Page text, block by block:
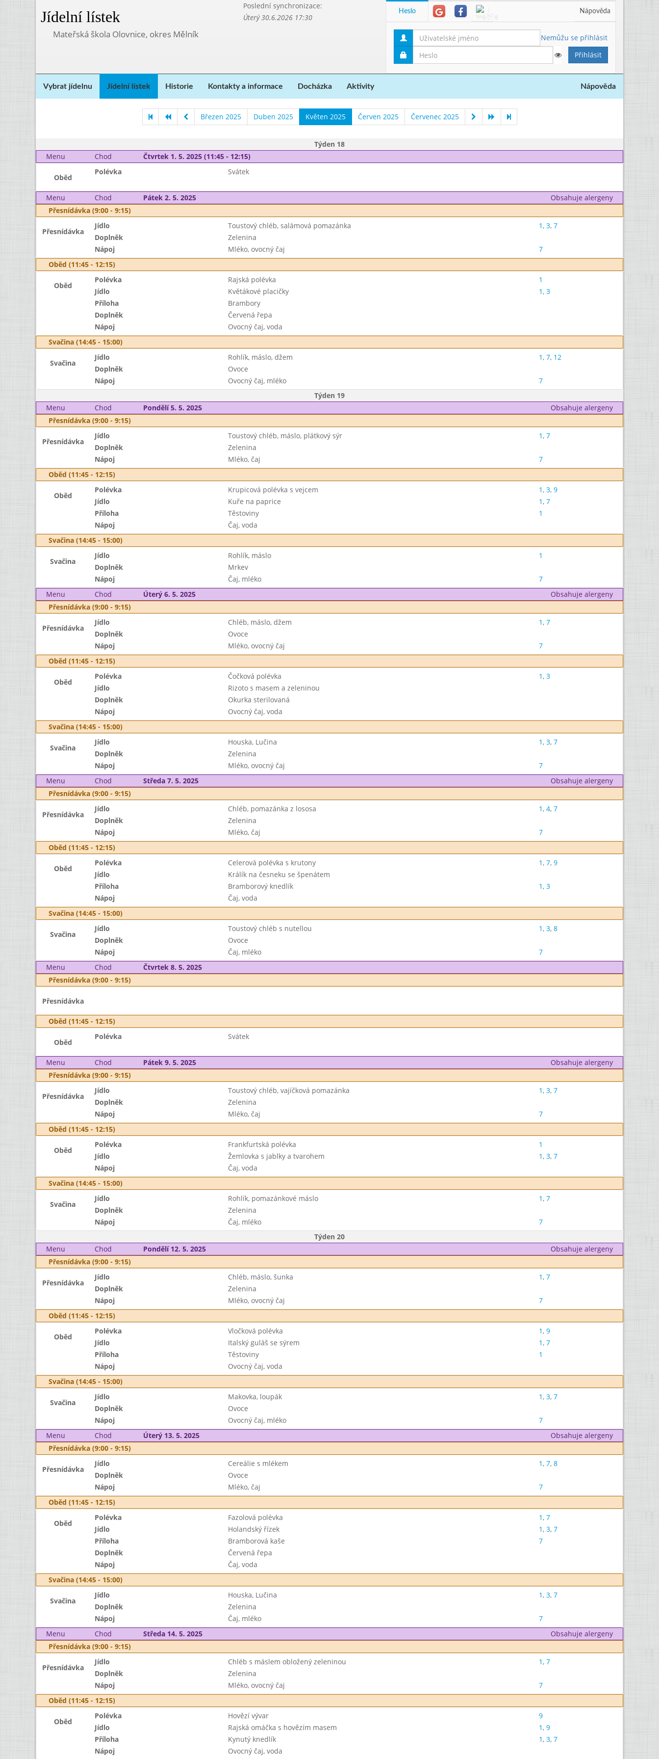
Jídelní lístek
Poslední synchronizace:
Úterý 30.6.2026 17:30
Mateřská škola Olovnice, okres Mělník
Heslo Nápověda
Nemůžu se přihlásit
Vybrat jídelnu Jídelní lístek Historie Kontakty a informace Docházka Aktivity Nápověda
Březen 2025 Duben 2025 Květen 2025 Červen 2025 Červenec 2025
Týden 18
Menu
Chod Čtvrtek 1. 5. 2025 (11:45 - 12:15)
Oběd
Polévka Svátek
Menu Chod Pátek 2. 5. 2025
Obsahuje alergeny
Přesnídávka (9:00 - 9:15)
Přesnídávka
Jídlo Toustový chléb, salámová pomazánka 1, 3, 7
Doplněk
Zelenina
Nápoj
Mléko, ovocný čaj
7
Oběd (11:45 - 12:15)
Oběd
Polévka Rajská polévka
1
Jídlo
Květákové placičky 1, 3
Příloha
Brambory
Doplněk
Červená řepa
Nápoj
Ovocný čaj, voda
Svačina (14:45 - 15:00)
Svačina
Jídlo Rohlík, máslo, džem 1, 7, 12
Doplněk
Ovoce
Nápoj
Ovocný čaj, mléko
7
Týden 19
Menu
Chod Pondělí 5. 5. 2025
Obsahuje alergeny
Přesnídávka (9:00 - 9:15)
Přesnídávka
Jídlo Toustový chléb, máslo, plátkový sýr 1, 7
Doplněk
Zelenina
Nápoj
Mléko, čaj
7
Oběd (11:45 - 12:15)
Oběd
Polévka Krupicová polévka s vejcem 1, 3, 9
Jídlo
Kuře na paprice 1, 7
Příloha
Těstoviny
1
Nápoj
Čaj, voda
Svačina (14:45 - 15:00)
Svačina
Jídlo Rohlík, máslo
1
Doplněk
Mrkev
Nápoj
Čaj, mléko
7
Menu
Chod Úterý 6. 5. 2025
Obsahuje alergeny
Přesnídávka (9:00 - 9:15)
Přesnídávka
Jídlo Chléb, máslo, džem 1, 7
Doplněk
Ovoce
Nápoj
Mléko, ovocný čaj
7
Oběd (11:45 - 12:15)
Oběd
Polévka Čočková polévka 1, 3
Jídlo
Rizoto s masem a zeleninou
Doplněk
Okurka sterilovaná
Nápoj
Ovocný čaj, voda
Svačina (14:45 - 15:00)
Svačina
Jídlo Houska, Lučina 1, 3, 7
Doplněk
Zelenina
Nápoj
Mléko, ovocný čaj
7
Menu
Chod Středa 7. 5. 2025
Obsahuje alergeny
Přesnídávka (9:00 - 9:15)
Přesnídávka
Jídlo Chléb, pomazánka z lososa 1, 4, 7
Doplněk
Zelenina
Nápoj
Mléko, čaj
7
Oběd (11:45 - 12:15)
Oběd
Polévka Celerová polévka s krutony 1, 7, 9
Jídlo
Králík na česneku se špenátem
Příloha
Bramborový knedlík 1, 3
Nápoj
Čaj, voda
Svačina (14:45 - 15:00)
Svačina
Jídlo Toustový chléb s nutellou 1, 3, 8
Doplněk
Ovoce
Nápoj
Čaj, mléko
7
Menu
Chod
Čtvrtek 8. 5. 2025
Přesnídávka (9:00 - 9:15)
Přesnídávka
Oběd (11:45 - 12:15)
Oběd
Polévka Svátek
Menu Chod Pátek 9. 5. 2025
Obsahuje alergeny
Přesnídávka (9:00 - 9:15)
Přesnídávka
Jídlo Toustový chléb, vajíčková pomazánka 1, 3, 7
Doplněk
Zelenina
Nápoj
Mléko, čaj
7
Oběd (11:45 - 12:15)
Oběd
Polévka Frankfurtská polévka
1
Jídlo
Žemlovka s jablky a tvarohem 1, 3, 7
Nápoj
Čaj, voda
Svačina (14:45 - 15:00)
Svačina
Jídlo Rohlík, pomazánkové máslo 1, 7
Doplněk
Zelenina
Nápoj
Čaj, mléko
7
Týden 20
Menu
Chod Pondělí 12. 5. 2025
Obsahuje alergeny
Přesnídávka (9:00 - 9:15)
Přesnídávka
Jídlo Chléb, máslo, šunka 1, 7
Doplněk
Zelenina
Nápoj
Mléko, ovocný čaj
7
Oběd (11:45 - 12:15)
Oběd
Polévka Vločková polévka 1, 9
Jídlo
Italský guláš se sýrem 1, 7
Příloha
Těstoviny
1
Nápoj
Ovocný čaj, voda
Svačina (14:45 - 15:00)
Svačina
Jídlo Makovka, loupák 1, 3, 7
Doplněk
Ovoce
Nápoj
Ovocný čaj, mléko
7
Menu
Chod Úterý 13. 5. 2025
Obsahuje alergeny
Přesnídávka (9:00 - 9:15)
Přesnídávka
Jídlo Cereálie s mlékem 1, 7, 8
Doplněk
Ovoce
Nápoj
Mléko, čaj
7
Oběd (11:45 - 12:15)
Oběd
Polévka Fazolová polévka 1, 7
Jídlo
Holandský řízek 1, 3, 7
Příloha
Bramborová kaše
7
Doplněk
Červená řepa
Nápoj
Čaj, voda
Svačina (14:45 - 15:00)
Svačina
Jídlo Houska, Lučina 1, 3, 7
Doplněk
Zelenina
Nápoj
Čaj, mléko
7
Menu
Chod Středa 14. 5. 2025
Obsahuje alergeny
Přesnídávka (9:00 - 9:15)
Přesnídávka
Jídlo Chléb s máslem obložený zeleninou 1, 7
Doplněk
Zelenina
Nápoj
Mléko, ovocný čaj
7
Oběd (11:45 - 12:15)
Oběd
Polévka Hovězí vývar
9
Jídlo
Rajská omáčka s hovězím masem 1, 9
Příloha
Kynutý knedlík 1, 3, 7
Nápoj
Ovocný čaj, voda